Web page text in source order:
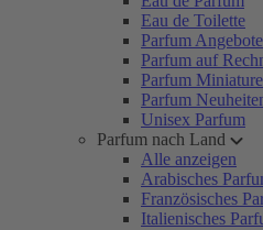
Eau de Toilette
Parfum Angebote
Parfum auf
Parfum
Parfum
Unisex Parfum
Parfum nach Land
Alle anzeigen
Arabisches
Französisches
Italienisches